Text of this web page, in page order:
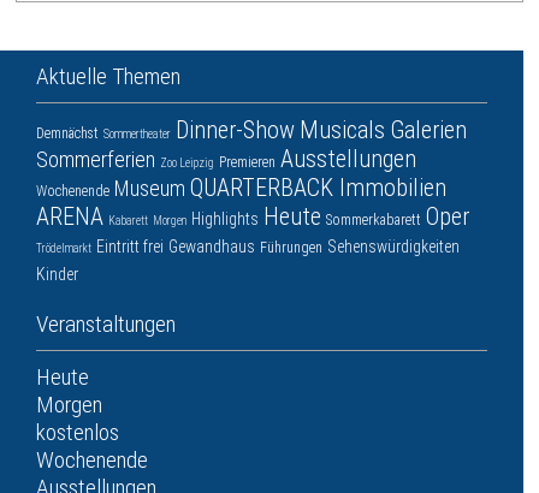
Aktuelle Themen
Demnächst Sommertheater Dinner-Show Musicals Galerien
Sommerferien Zoo Leipzig Premieren Ausstellungen
Wochenende Museum QUARTERBACK Immobilien
ARENA Kabarett Morgen Highlights Heute Sommerkabarett Oper
Trödelmarkt Eintritt frei Gewandhaus Führungen Sehenswürdigkeiten
Kinder
Veranstaltungen
Heute
Morgen
kostenlos
Wochenende